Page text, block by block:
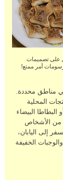
على تصميمات
أمر ممتع!
في مناطق محددة.
المحلية
البطاطا البيضاء
من الأشخاص
إلى اليابان،
الخفيفة